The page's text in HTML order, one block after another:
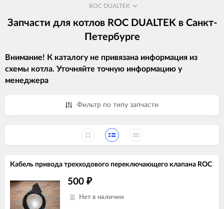
ROC DUALTEK
Запчасти для котлов ROC DUALTEK в Санкт-
Петербурге
Внимание! К каталогу не привязана информация из
схемы котла. Уточняйте точную информацию у
менеджера
Фильтр по типу запчасти
Кабель привода трехходового переключающего клапана ROC
500 ₽
Нет в наличии